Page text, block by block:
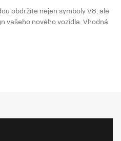
obdržíte nejen symboly V8, ale
vašeho nového vozidla. Vhodná